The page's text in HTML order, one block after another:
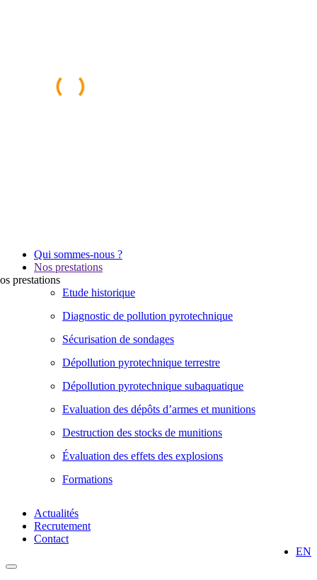
Qui sommes-nous ?
Nos prestations
prestations
Etude historique
Diagnostic de pollution pyrotechnique
Sécurisation de sondages
Dépollution pyrotechnique terrestre
Dépollution pyrotechnique subaquatique
Evaluation des dépôts d’armes et munitions
Destruction des stocks de munitions
Évaluation des effets des explosions
Formations
Actualités
Recrutement
Contact
EN